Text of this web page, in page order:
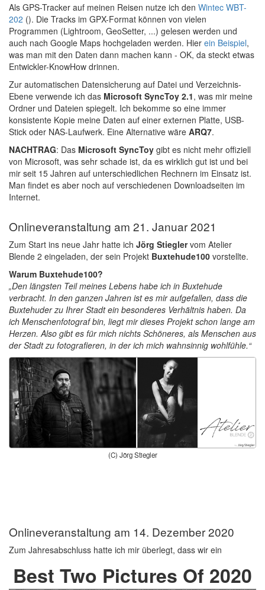
Als GPS-Tracker auf meinen Reisen nutze ich den Wintec WBT-
202 (). Die Tracks im GPX-Format können von vielen
Programmen (Lightroom, GeoSetter, ...) gelesen werden und
auch nach Google Maps hochgeladen werden. Hier ein Beispiel,
was man mit den Daten dann machen kann - OK, da steckt etwas
Entwickler-KnowHow drinnen.
Zur automatischen Datensicherung auf Datei und Verzeichnis-
Ebene verwende ich das Microsoft SyncToy 2.1, was mir meine
Ordner und Dateien spiegelt. Ich bekomme so eine immer
konsistente Kopie meine Daten auf einer externen Platte, USB-
Stick oder NAS-Laufwerk. Eine Alternative wäre ARQ7.
NACHTRAG: Das Microsoft SyncToy gibt es nicht mehr offiziell
von Microsoft, was sehr schade ist, da es wirklich gut ist und bei
mir seit 15 Jahren auf unterschiedlichen Rechnern im Einsatz ist.
Man findet es aber noch auf verschiedenen Downloadseiten im
Internet.
Onlineveranstaltung am 21. Januar 2021
Zum Start ins neue Jahr hatte ich Jörg Stieglervom Atelier
Blende 2 eingeladen, der sein Projekt Buxtehude100 vorstellte.
Warum Buxtehude100?
„Den längsten Teil meines Lebens habe ich in Buxtehude
verbracht. In den ganzen Jahren ist es mir aufgefallen, dass die
Buxtehuder zu Ihrer Stadt ein besonderes Verhältnis haben. Da
ich Menschenfotograf bin, liegt mir dieses Projekt schon lange am
Herzen. Also gibt es für mich nichts Schöneres, als Menschen aus
der Stadt zu fotografieren, in der ich mich wahnsinnig wohlfühle.“
(C) Jörg Stiegler
Onlineveranstaltung am 14. Dezember 2020
Zum Jahresabschluss hatte ich mir überlegt, dass wir ein
Best Two Pictures Of 2020